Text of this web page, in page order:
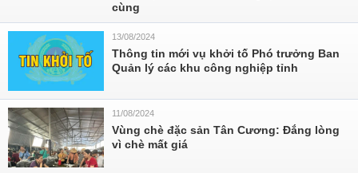
cùng
13/08/2024
Thông tin mới vụ khởi tố Phó trưởng Ban
Quản lý các khu công nghiệp tỉnh
11/08/2024
Vùng chè đặc sản Tân Cương: Đắng lòng
vì chè mất giá